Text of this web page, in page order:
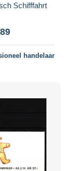
Schifffahrt
handelaar